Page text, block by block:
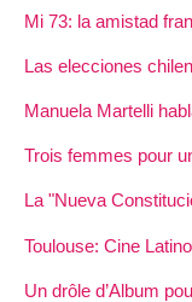
Mi 73: la amistad
Las elecciones
Manuela Martelli
Trois femmes pour
La "Nueva
Toulouse: Cine
Un drôle d’Album